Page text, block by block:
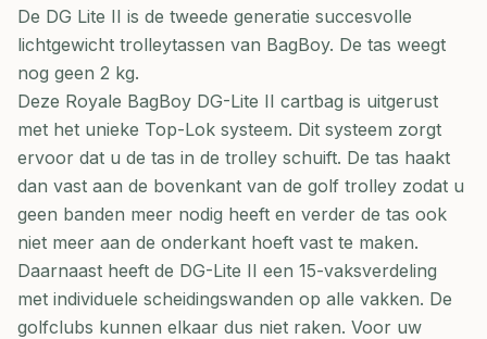
De DG Lite II is de tweede generatie succesvolle
lichtgewicht trolleytassen van BagBoy. De tas weegt
nog geen 2 kg.
Deze Royale BagBoy DG-Lite II cartbag is uitgerust
met het unieke Top-Lok systeem. Dit systeem zorgt
ervoor dat u de tas in de trolley schuift. De tas haakt
dan vast aan de bovenkant van de golf trolley zodat u
geen banden meer nodig heeft en verder de tas ook
niet meer aan de onderkant hoeft vast te maken.
Daarnaast heeft de DG-Lite II een 15-vaksverdeling
met individuele scheidingswanden op alle vakken. De
golfclubs kunnen elkaar dus niet raken. Voor uw